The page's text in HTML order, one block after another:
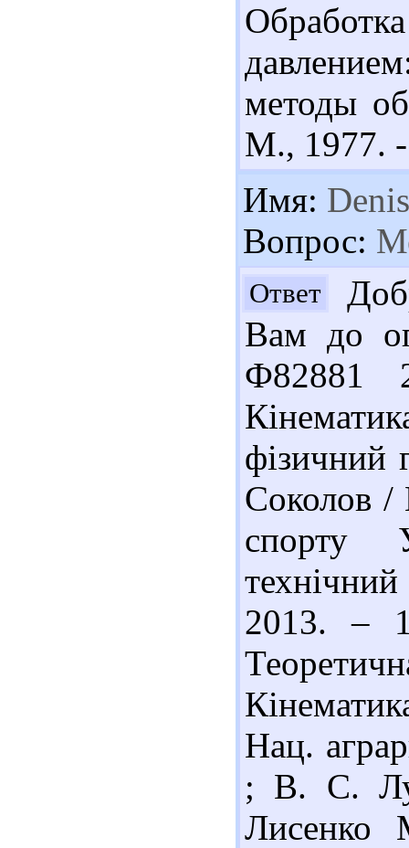
методы
М., 1977.
Имя: Denis
Вопрос:
Ответ
Вам до
Ф82881
фізичний
Соколов /
спорту
2013. –
Нац.
; В. С.